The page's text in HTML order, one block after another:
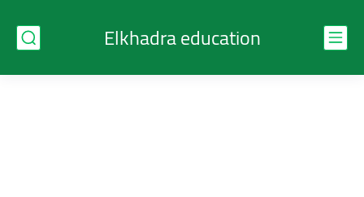
Elkhadra education